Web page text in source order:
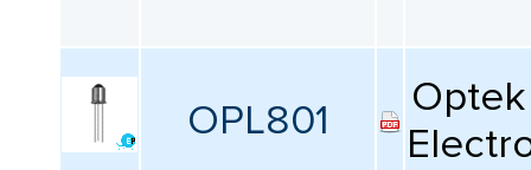
OPL801